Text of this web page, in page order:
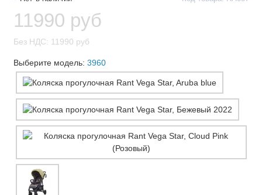
11990 руб
Без НДС: 11990 руб
Выберите модель: 3960